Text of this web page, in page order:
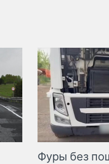
Фуры без